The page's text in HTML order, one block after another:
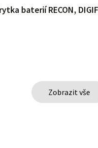
baterií RECON,
Zobrazit vše